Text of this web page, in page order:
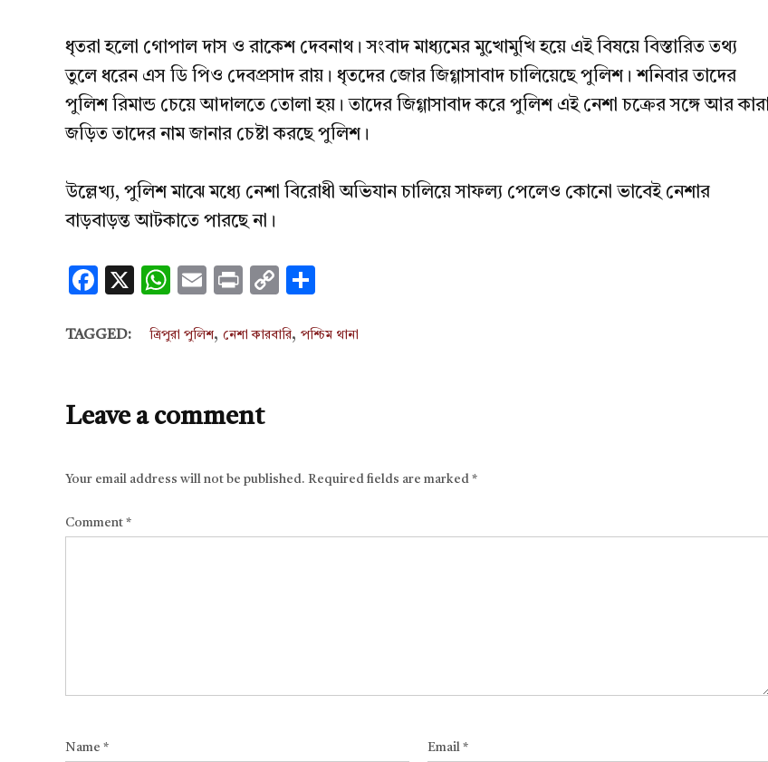
ধৃতরা হলো গোপাল দাস ও রাকেশ দেবনাথ। সংবাদ মাধ্যমের মুখোমুখি হয়ে এই বিষয়ে বিস্তারিত তথ্য
তুলে ধরেন এস ডি পিও দেবপ্রসাদ রায়। ধৃতদের জোর জিগ্গাসাবাদ চালিয়েছে পুলিশ। শনিবার তাদের
পুলিশ রিমান্ড চেয়ে আদালতে তোলা হয়। তাদের জিগ্গাসাবাদ করে পুলিশ এই নেশা চক্রের সঙ্গে আর কারা
জড়িত তাদের নাম জানার চেষ্টা করছে পুলিশ।
উল্লেখ্য, পুলিশ মাঝে মধ্যে নেশা বিরোধী অভিযান চালিয়ে সাফল্য পেলেও কোনো ভাবেই নেশার
বাড়বাড়ন্ত আটকাতে পারছে না।
Facebook
X WhatsApp
EmailPrintCopy
TAGGED: ত্রিপুরা পুলিশ, নেশা কারবারি, পশ্চিম থানা
Leave a comment
Your email address will not be published. Required fields are marked *
Comment *
Name * Email *